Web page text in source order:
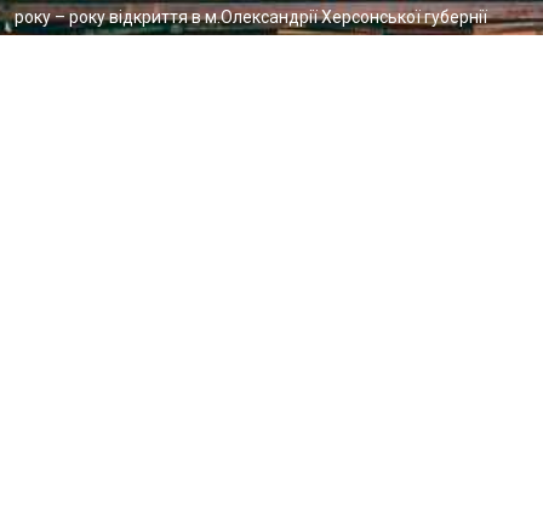
року – року відкриття в м.Олександрії Херсонської губернії